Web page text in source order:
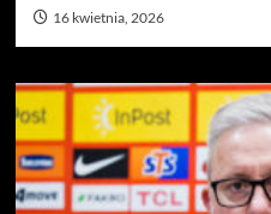
16 kwietnia, 2026